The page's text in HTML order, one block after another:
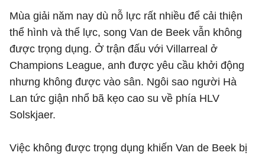
Mùa giải năm nay dù nỗ lực rất nhiều để cải thiện
thể hình và thể lực, song Van de Beek vẫn không
được trọng dụng. Ở trận đấu với Villarreal ở
Champions League, anh được yêu cầu khởi động
nhưng không được vào sân. Ngôi sao người Hà
Lan tức giận nhổ bã kẹo cao su về phía HLV
Solskjaer.
Việc không được trọng dụng khiến Van de Beek bị